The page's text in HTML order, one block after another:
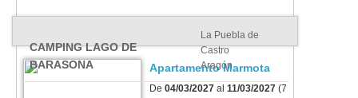
CAMPING LAGO DE
BARASONA
La Puebla de
Castro
Aragón
Apartamento Marmota
De 04/03/2027 al 11/03/2027 (7